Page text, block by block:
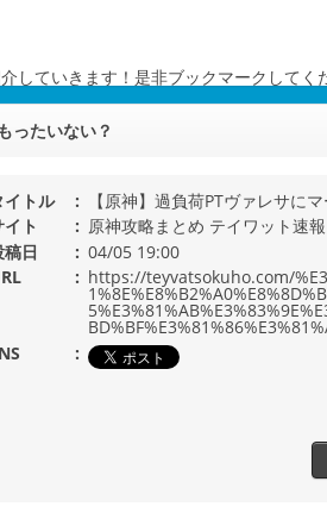
していきます！是非ブックマークしてく
ったいない？
イトル
【原神】過負荷PTヴァレサに
ト
原神攻略まとめ テイワット速報
稿日
04/05 19:00
https://teyvatsokuho.com/